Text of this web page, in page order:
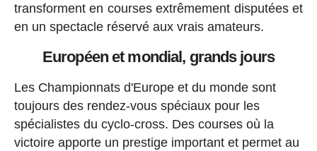
transforment en courses extrêmement disputées et
en un spectacle réservé aux vrais amateurs.
Européen et mondial, grands jours
Les Championnats d'Europe et du monde sont
toujours des rendez-vous spéciaux pour les
spécialistes du cyclo-cross. Des courses où la
victoire apporte un prestige important et permet au